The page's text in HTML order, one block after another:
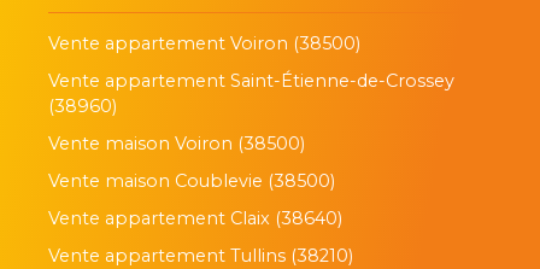
Vente appartement Voiron (38500)
Vente appartement Saint-Étienne-de-Crossey
(38960)
Vente maison Voiron (38500)
Vente maison Coublevie (38500)
Vente appartement Claix (38640)
Vente appartement Tullins (38210)